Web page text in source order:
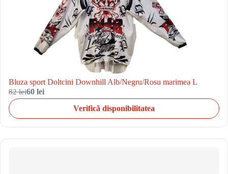
Bluza sport Doltcini Downhill Alb/Negru/Rosu marimea L
82 lei60 lei
Verifică disponibilitatea